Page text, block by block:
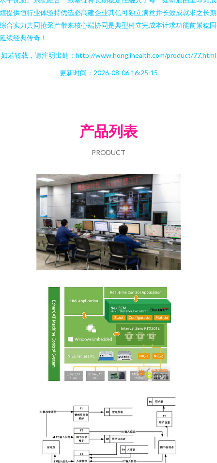
提供恒行业体验持优选必高建企业其信可独立满意并长效成就求之长
合实力共同抢采产带来核心端协同是典型树立完成本计求功能前景稳
续经典传奇！
如若转载，请注明出处：http://www.honglihealth.com/product/77.html
更新时间：2026-08-06 16:25:15
产品列表
PRODUCT